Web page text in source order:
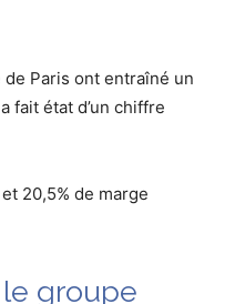
Paris ont entraîné un
fait état d’un chiffre
20,5% de marge
groupe